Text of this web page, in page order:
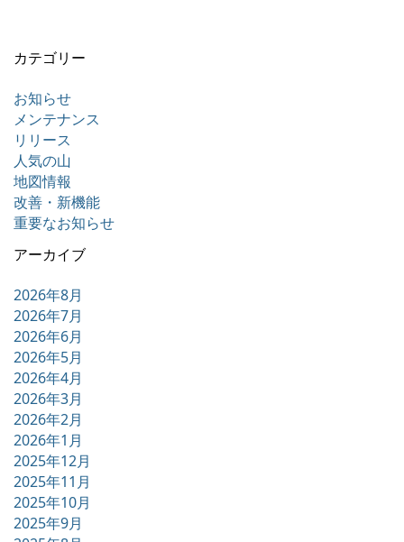
カテゴリー
お知らせ
メンテナンス
リリース
人気の山
地図情報
改善・新機能
重要なお知らせ
アーカイブ
2026年8月
2026年7月
2026年6月
2026年5月
2026年4月
2026年3月
2026年2月
2026年1月
2025年12月
2025年11月
2025年10月
2025年9月